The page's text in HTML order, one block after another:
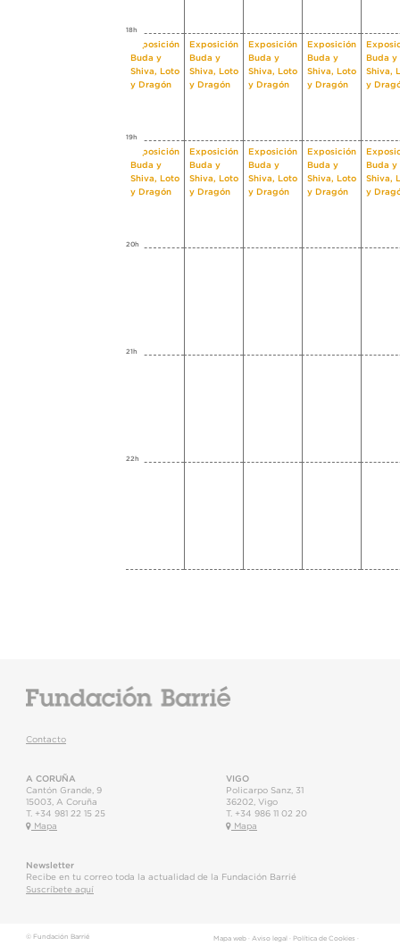
18h
Exposición
Buda y
Shiva, Loto
y Dragón
Exposición
Buda y
Shiva, Loto
y Dragón
Exposición
Buda y
Shiva, Loto
y Dragón
Exposición
Buda y
Shiva, Loto
y Dragón
Buda y
Shiva,
y
19h
Exposición
Buda y
Shiva, Loto
y Dragón
Exposición
Buda y
Shiva, Loto
y Dragón
Exposición
Buda y
Shiva, Loto
y Dragón
Exposición
Buda y
Shiva, Loto
y Dragón
Buda y
Shiva,
y
20h
21h
22h
Contacto
A CORUÑA
Cantón Grande, 9
15003
A Coruña
T. +34 981 22 15 25
Mapa
VIGO
Policarpo Sanz, 31
36202 Vigo
T. +34 986 11 02 20
Mapa
Newsletter
Recibe en tu correo toda la actualidad de la Fundación Barrié
Suscríbete aquí
© Fundación Barrié Mapa web· Aviso legal · Política de Cookies ·